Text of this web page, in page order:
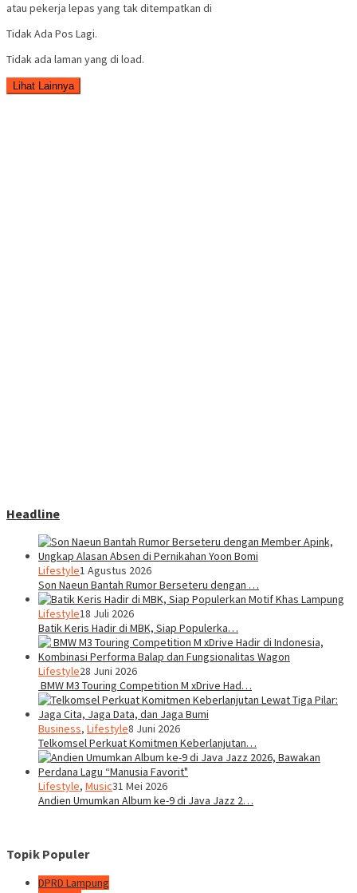
atau pekerja lepas yang tak ditempatkan di
Tidak Ada Pos Lagi.
Tidak ada laman yang di load.
Lihat Lainnya
Headline
Lifestyle1 Agustus 2026
Son Naeun Bantah Rumor Berseteru dengan …
Lifestyle18 Juli 2026
Batik Keris Hadir di MBK, Siap Populerka…
Lifestyle28 Juni 2026
BMW M3 Touring Competition M xDrive Had…
Business, Lifestyle8 Juni 2026
Telkomsel Perkuat Komitmen Keberlanjutan…
Lifestyle, Music31 Mei 2026
Andien Umumkan Album ke-9 di Java Jazz 2…
Topik Populer
DPRD Lampung